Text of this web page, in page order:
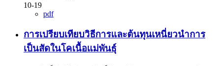
10-19
pdf
การเปรียบเทียบวิธีการและต้นทุนเหนี่ยวนำการ
เป็นสัดในโคเนื้อแม่พันธุ์